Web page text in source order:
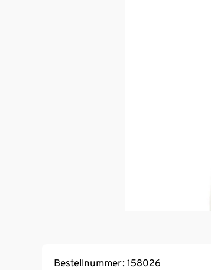
Bestellnummer: 158026